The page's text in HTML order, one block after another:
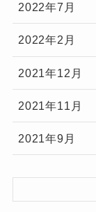
2022年7月
2022年2月
2021年12月
2021年11月
2021年9月